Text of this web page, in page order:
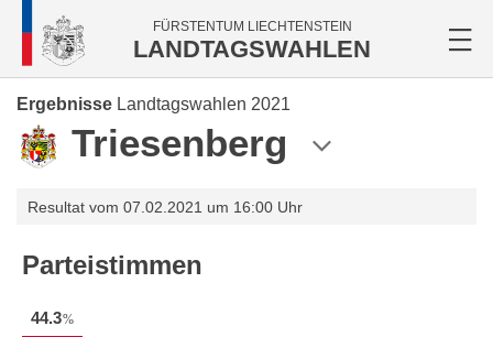
FÜRSTENTUM LIECHTENSTEIN
LANDTAGSWAHLEN
Ergebnisse Landtagswahlen 2021
Triesenberg
Resultat vom 07.02.2021 um 16:00 Uhr
Parteistimmen
44.3%